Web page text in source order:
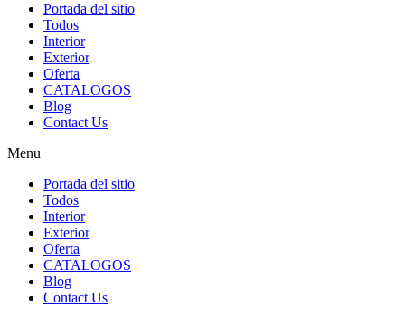
Portada del sitio
Todos
Interior
Exterior
Oferta
CATALOGOS
Blog
Contact Us
Menu
Portada del sitio
Todos
Interior
Exterior
Oferta
CATALOGOS
Blog
Contact Us